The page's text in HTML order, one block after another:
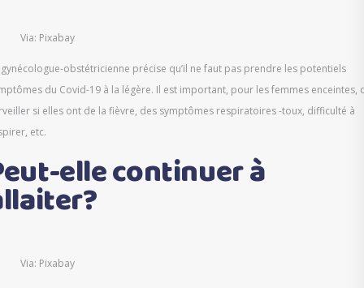
Via: Pixabay
obstétricienne précise qu’il ne faut pas prendre les potentiels
du Covid-19 à la légère. Il est important, pour les femmes enceintes,
si elles ont de la fièvre, des symptômes respiratoires -toux, difficulté à
etc.
elle continuer à
Via: Pixabay